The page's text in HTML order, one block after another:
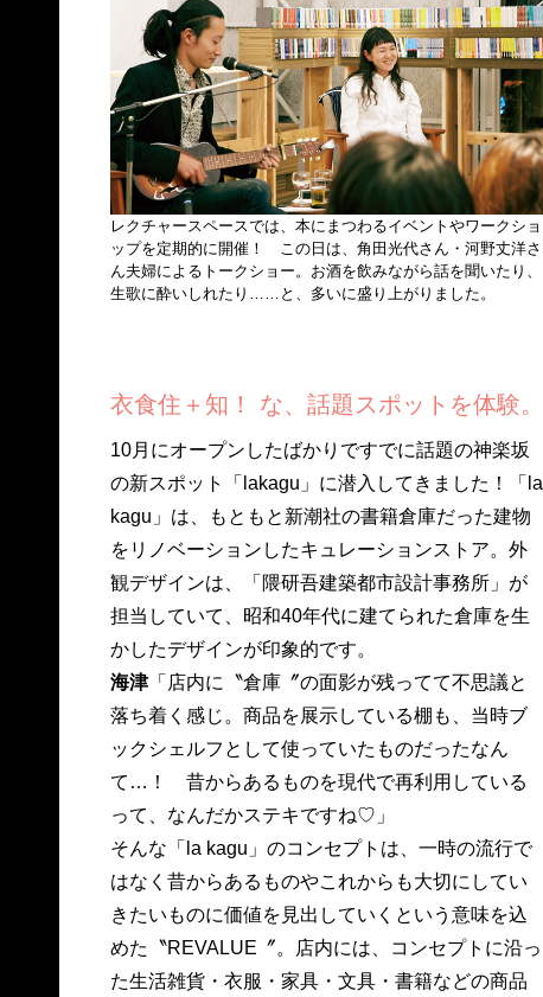
レクチャースペースでは、本にまつわるイベントやワークショ
ップを定期的に開催！ この日は、角田光代さん・河野丈洋さ
ん夫婦によるトークショー。お酒を飲みながら話を聞いたり、
生歌に酔いしれたり……と、多いに盛り上がりました。
衣食住＋知！ な、話題スポットを体験。
10月にオープンしたばかりですでに話題の神楽坂
の新スポット「lakagu」に潜入してきました！「la
kagu」は、もともと新潮社の書籍倉庫だった建物
をリノベーションしたキュレーションストア。外
観デザインは、「隈研吾建築都市設計事務所」が
担当していて、昭和40年代に建てられた倉庫を生
かしたデザインが印象的です。
海津「店内に〝倉庫〞の面影が残ってて不思議と
落ち着く感じ。商品を展示している棚も、当時ブ
ックシェルフとして使っていたものだったなん
て…！ 昔からあるものを現代で再利用している
って、なんだかステキですね♡」
そんな「la kagu」のコンセプトは、一時の流行で
はなく昔からあるものやこれからも大切にしてい
きたいものに価値を見出していくという意味を込
めた〝REVALUE〞。店内には、コンセプトに沿っ
た生活雑貨・衣服・家具・文具・書籍などの商品